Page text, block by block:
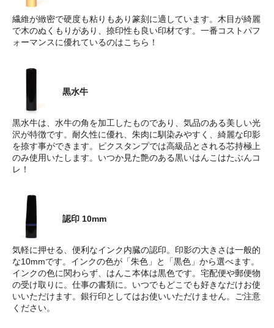
繊維が緻密で硬度も粘りもあり篆刻に適しています。木目が綺麗
で木のぬくもりがあり、捺印性も良い印材です。一番コストパフ
ォーマンスに優れているのはこちら！
黒水牛
黒水牛は、水牛の角を加工したものであり、気品のある美しい光
沢が特徴です。耐久性に優れ、朱肉に馴染みやすく、綺麗な印影
を捺す事ができます。ピクスタンプでは高級品とされる芯持極上
のみ使用いたします。いつか見た艶のある黒いはんこはたぶんコ
レ！
認印 10mm
気軽に押せる、便利なインク内臓の認印。印影の大きさは一般的
な10mmです。インクの色が「朱色」と「黒色」から選べます。
インクの色に関わらず、はんこ本体は黒色です。宅配便や郵便物
の受け取りに。仕事の書類に。いつでもどこでも好きなだけお使
いいただけます。銀行印としてはお使いいただけません。ご注意
ください。